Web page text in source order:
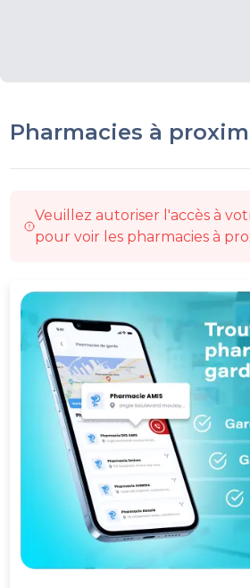
Pharmacies à
Veuillez autoriser l'accès à
pour voir les pharmacies à